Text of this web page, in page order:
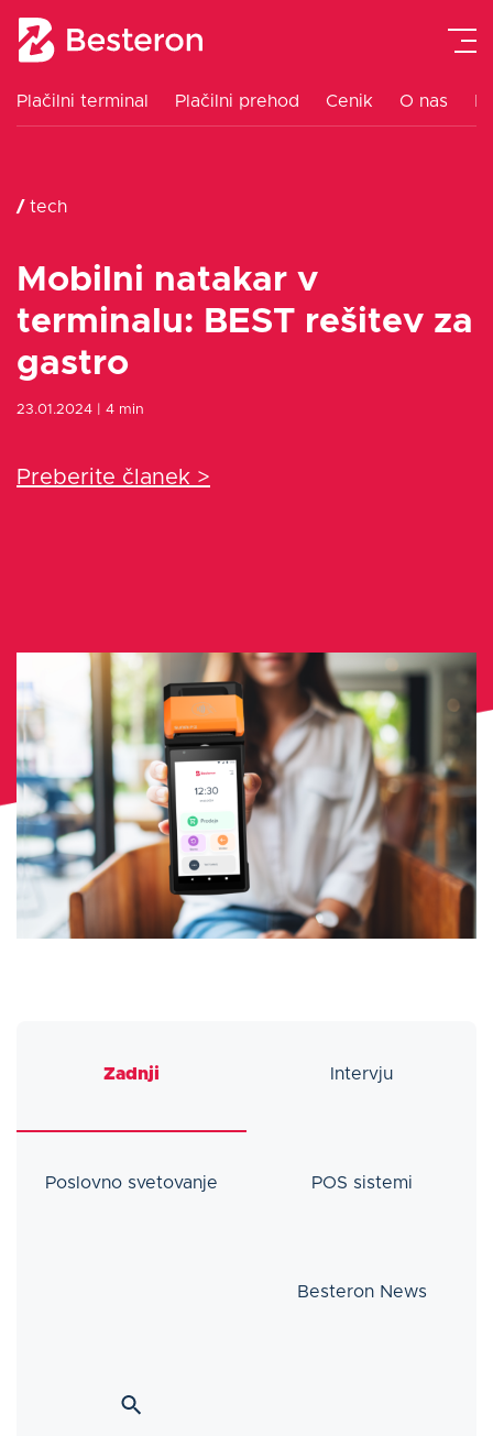
Plačilni terminal Plačilni prehod Cenik O nas
ZANIMA ME
Slovenščina
Log in
Blog
Cenik
Navodila
Plačilni prehod
/ tech
Mobilni natakar v
terminalu: BEST rešitev za
gastro
23.01.2024 | 4 min
Preberite članek >
Zadnji Intervju
Poslovno svetovanje POS sistemi
Besteron News